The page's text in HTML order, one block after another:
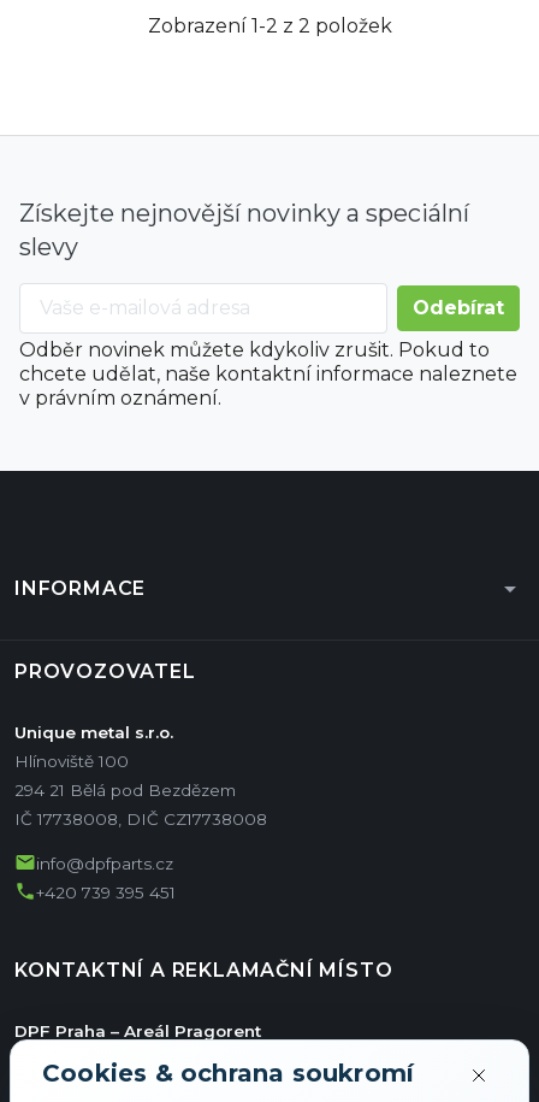
Zobrazení 1-2 z 2 položek
Získejte nejnovější novinky a speciální
slevy
Odběr novinek můžete kdykoliv zrušit. Pokud to
chcete udělat, naše kontaktní informace naleznete
v právním oznámení.
INFORMACE arrow_drop_down
PROVOZOVATEL
Unique metal s.r.o.
Hlínoviště 100
294 21 Bělá pod Bezdězem
IČ 17738008, DIČ CZ17738008
mailinfo@dpfparts.cz
phone+420 739 395 451
KONTAKTNÍ A REKLAMAČNÍ MÍSTO
DPF Praha – Areál Pragorent
Jiřího ze Vtelna 1731/11
Cookies & ochrana soukromí